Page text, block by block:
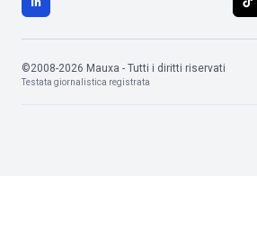
©2008-2026 Mauxa - Tutti i diritti riservati
Testata giornalistica registrata